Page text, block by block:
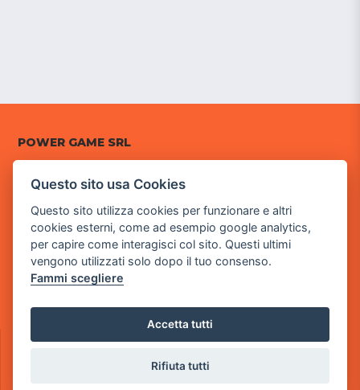
POWER GAME SRL
Sede Legale
- 25014 Castenedolo, Brescia
Sede Operativa
via Industriale, 2 - 25082 Botticino, BS
Partita iva 03308130982
Cod. SDI: RMRCWXR
Questo sito usa Cookies
Questo sito utilizza cookies per funzionare e altri
cookies esterni, come ad esempio google analytics,
per capire come interagisci col sito. Questi ultimi
vengono utilizzati solo dopo il tuo consenso.
Fammi scegliere
Accetta tutti
Rifiuta tutti